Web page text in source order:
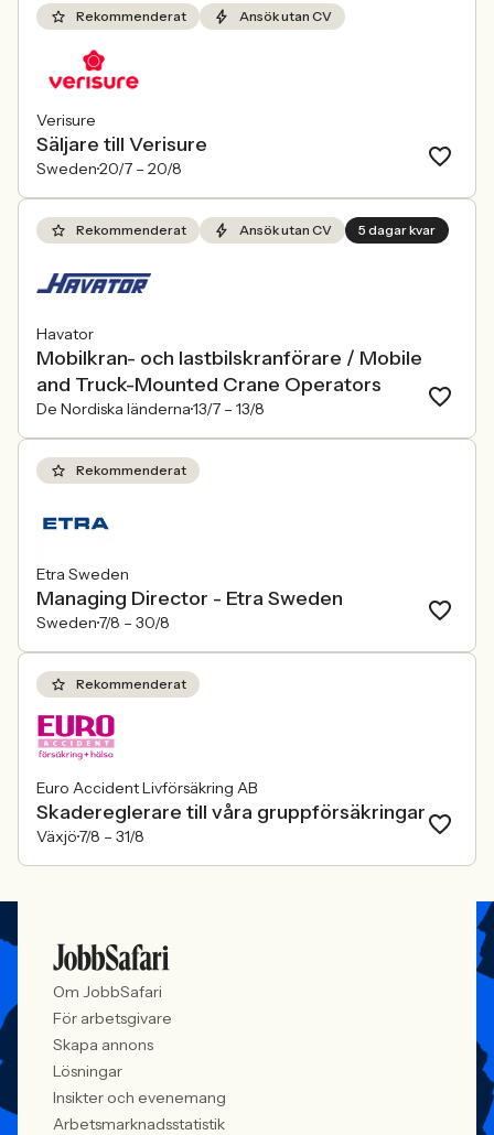
Rekommenderat Ansök utan CV
Verisure
Säljare till Verisure
Sweden20/7 – 20/8
Rekommenderat Ansök utan CV 5 dagar kvar
Havator
Mobilkran- och lastbilskranförare / Mobile
and Truck-Mounted Crane Operators
De Nordiska länderna13/7 – 13/8
Rekommenderat
Etra Sweden
Managing Director - Etra Sweden
Sweden7/8 – 30/8
Rekommenderat
Euro Accident Livförsäkring AB
Skadereglerare till våra gruppförsäkringar
Växjö7/8 – 31/8
Om JobbSafari
För arbetsgivare
Skapa annons
Lösningar
Insikter och evenemang
Arbetsmarknadsstatistik